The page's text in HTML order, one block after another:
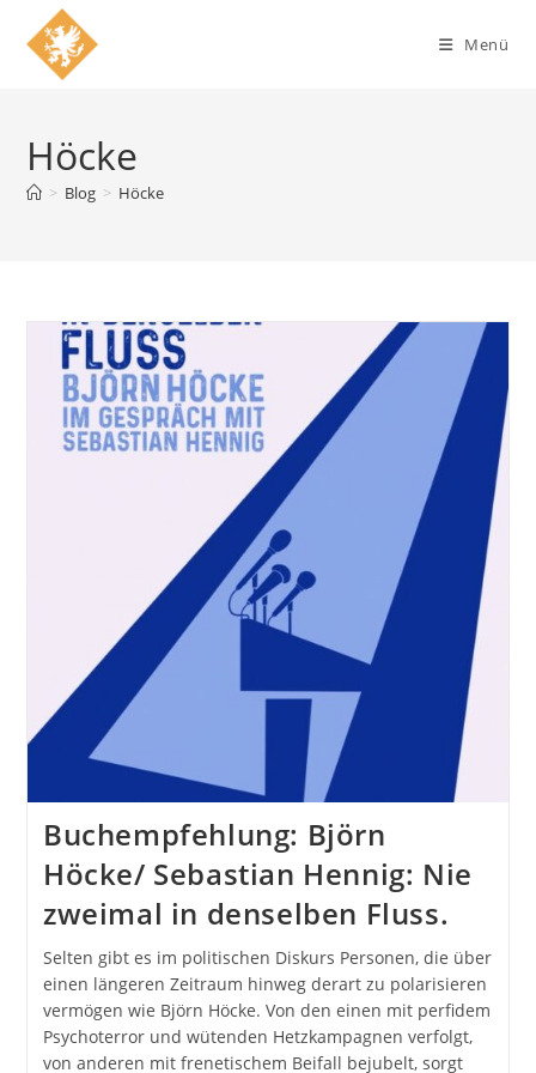
Inhalt
springen
Menü
Höcke
> Blog > Höcke
Buchempfehlung: Björn
Höcke/ Sebastian Hennig: Nie
zweimal in denselben Fluss.
Selten gibt es im politischen Diskurs Personen, die über
einen längeren Zeitraum hinweg derart zu polarisieren
vermögen wie Björn Höcke. Von den einen mit perfidem
Psychoterror und wütenden Hetzkampagnen verfolgt,
von anderen mit frenetischem Beifall bejubelt, sorgt